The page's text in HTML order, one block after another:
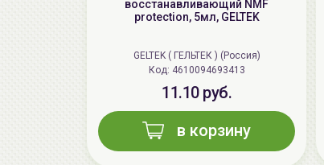
восстанавливающий NMF
protection, 5мл, GELTEK
GELTEK ( ГЕЛЬТЕК ) (Россия)
Код: 4610094693413
11.10 руб.
в корзину